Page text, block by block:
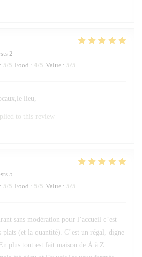
2
: 5/5 Food : 4/5 Value : 5/5
lieu,
to this review
5
: 5/5 Food : 5/5 Value : 5/5
sans modération pour l’accueil c’est
plats (et la quantité). C’est un régal, digne
plus tout est fait maison de À à Z.